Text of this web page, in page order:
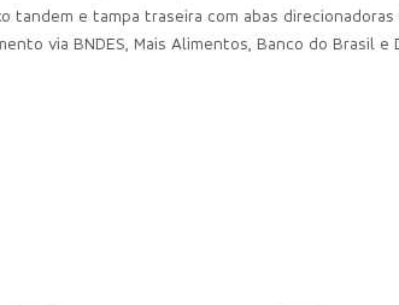
tandem e tampa traseira com abas direcionadoras
via BNDES, Mais Alimentos, Banco do Brasil e